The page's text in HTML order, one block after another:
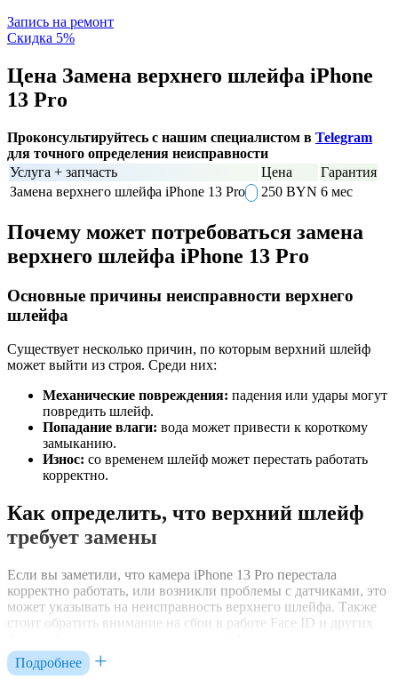
Запись на ремонт
Скидка 5%
Цена Замена верхнего шлейфа iPhone
13 Pro
Проконсультируйтесь с нашим специалистом в Telegram
для точного определения неисправности
Услуга + запчасть
Цена
Гарантия
Замена верхнего шлейфа iPhone 13 Pro
250 BYN 6 мес
Почему может потребоваться замена
верхнего шлейфа iPhone 13 Pro
Основные причины неисправности верхнего
шлейфа
Существует несколько причин, по которым верхний шлейф
может выйти из строя. Среди них:
Механические повреждения: падения или удары могут
повредить шлейф.
Попадание влаги: вода может привести к короткому
замыканию.
Износ: со временем шлейф может перестать работать
корректно.
Как определить, что верхний шлейф
требует замены
Если вы заметили, что камера iPhone 13 Pro перестала
корректно работать, или возникли проблемы с датчиками, это
может указывать на неисправность верхнего шлейфа. Также
стоит обратить внимание на сбои в работе Face ID и других
Процесс замены верхнего шлейфа
Подробнее